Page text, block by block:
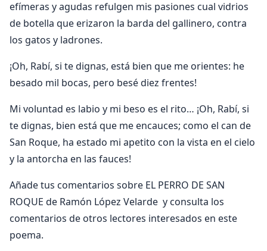
efímeras y agudas refulgen mis pasiones cual vidrios
de botella que erizaron la barda del gallinero, contra
los gatos y ladrones.
¡Oh, Rabí, si te dignas, está bien que me orientes: he
besado mil bocas, pero besé diez frentes!
Mi voluntad es labio y mi beso es el rito… ¡Oh, Rabí, si
te dignas, bien está que me encauces; como el can de
San Roque, ha estado mi apetito con la vista en el cielo
y la antorcha en las fauces!
Añade tus comentarios sobre EL PERRO DE SAN
ROQUE de Ramón López Velarde y consulta los
comentarios de otros lectores interesados en este
poema.